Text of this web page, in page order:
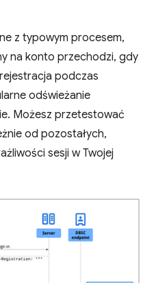
z typowym procesem,
na konto przechodzi, gdy
podczas
odświeżanie
Możesz przetestować
od pozostałych,
sesji w Twojej